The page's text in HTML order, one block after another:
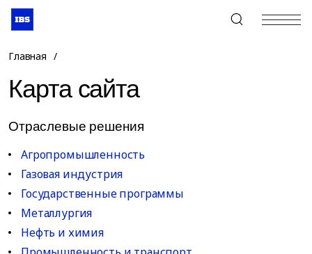
+7 (495) 967-80-80
Главная /
Карта сайта
Отраслевые решения
Агропромышленность
Газовая индустрия
Государственные программы
Металлургия
Нефть и химия